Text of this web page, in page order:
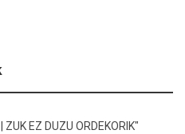
EZ DUZU ORDEKORIK"